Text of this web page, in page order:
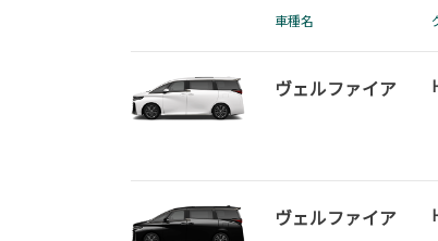
車種名
ヴェルファイア
ヴェルファイア